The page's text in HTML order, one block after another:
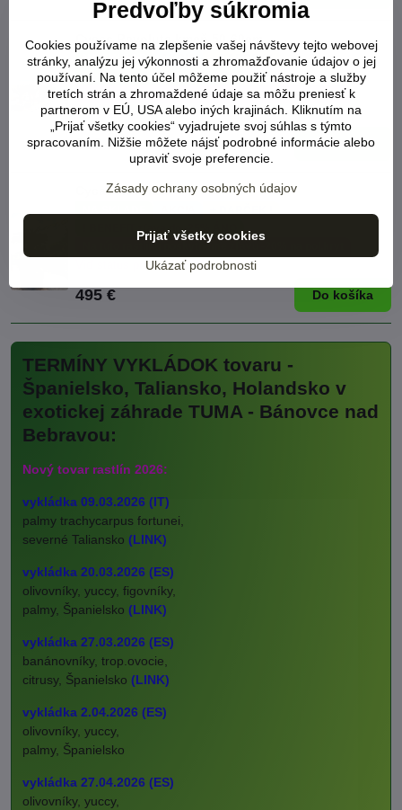
Cycas Revoluta kmeň 50-60cm
NA SKLADE AKCIA
+ DARČEK !
! BENEFIT zľava do -25% ÁNO
Na túto rastlinu poskytneme zľavu -20% na pol.kryt
Viď status produktu
363 € Do košíka
Cycas Revoluta
! BENEFIT zľava do -25% ÁNO
Na túto rastlinu poskytneme zľavu -20% na pol.kryt
Viď status produktu
495 € Do košíka
TERMÍNY VYKLÁDOK tovaru -
Španielsko, Taliansko, Holandsko v
exotickej záhrade TUMA - Bánovce nad
Bebravou:
Nový tovar rastlín 2026:
vykládka 09.03.2026 (IT)
palmy trachycarpus fortunei,
severné Taliansko (LINK)
vykládka 20.03.2026 (ES)
olivovníky, yuccy, figovníky,
palmy, Španielsko (LINK)
vykládka 27.03.2026 (ES)
banánovníky, trop.ovocie,
citrusy, Španielsko (LINK)
vykládka 2.04.2026 (ES)
olivovníky, yuccy,
palmy, Španielsko
vykládka 27.04.2026 (ES)
olivovníky, yuccy,
Predvoľby súkromia
Cookies používame na zlepšenie vašej návštevy tejto webovej
stránky, analýzu jej výkonnosti a zhromažďovanie údajov o jej
používaní. Na tento účel môžeme použiť nástroje a služby
tretích strán a zhromaždené údaje sa môžu preniesť k
partnerom v EÚ, USA alebo iných krajinách. Kliknutím na
„Prijať všetky cookies“ vyjadrujete svoj súhlas s týmto
spracovaním. Nižšie môžete nájsť podrobné informácie alebo
upraviť svoje preferencie.
Zásady ochrany osobných údajov
Ukázať podrobnosti
Prijať všetky cookies